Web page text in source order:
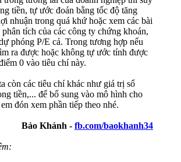
tiền, tự ước đoán bằng tốc độ tăng
nhuận trong quá khứ hoặc xem các bài
phân tích của các công ty chứng khoán,
phóng P/E cả. Trong tương hợp nếu
ra được hoặc không tự ước tính được
0 vào tiêu chí này.
còn các tiêu chí khác như giá trị sổ
tiền,... để bổ sung vào mô hình cho
đón xem phần tiếp theo nhé.
Bảo Khánh - fb.com/baokhanh34